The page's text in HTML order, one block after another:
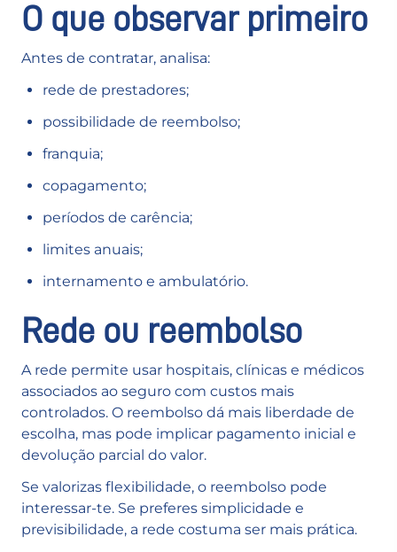
O que observar primeiro
Antes de contratar, analisa:
rede de prestadores;
possibilidade de reembolso;
franquia;
copagamento;
períodos de carência;
limites anuais;
internamento e ambulatório.
Rede ou reembolso
A rede permite usar hospitais, clínicas e médicos
associados ao seguro com custos mais
controlados. O reembolso dá mais liberdade de
escolha, mas pode implicar pagamento inicial e
devolução parcial do valor.
Se valorizas flexibilidade, o reembolso pode
interessar-te. Se preferes simplicidade e
previsibilidade, a rede costuma ser mais prática.